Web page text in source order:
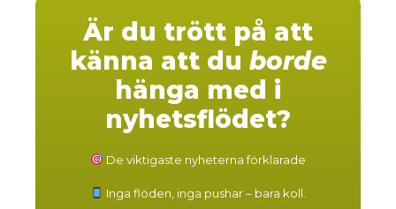
Är du trött på att
känna att du borde
hänga med i
nyhetsflödet?
De viktigaste nyheterna förklarade
Inga flöden, inga pushar – bara koll.